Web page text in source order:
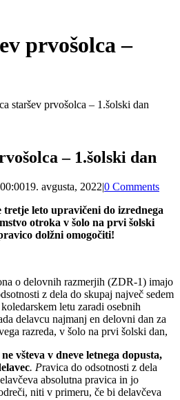
prvošolca –
staršev prvošolca – 1.šolski dan
– 1.šolski dan
19. avgusta, 2022|0 Comments
tretje leto upravičeni do izrednega
otroka v šolo na prvi šolski
dolžni omogočiti!
o delovnih razmerjih (ZDR-1) imajo
z dela do skupaj največ sedem
letu zaradi osebnih
delavcu najmanj en delovni dan za
razreda, v šolo na prvi šolski dan,
ne všteva v dneve letnega dopusta,
. Pravica do odsotnosti z dela
absolutna pravica in jo
niti v primeru, če bi delavčeva